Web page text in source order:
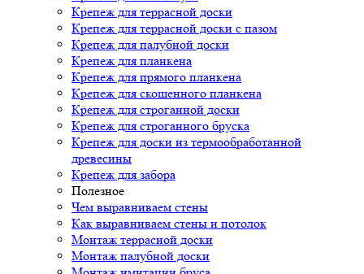
Крепеж для террасной доски
Крепеж для террасной доски с пазом
Крепеж для палубной доски
Крепеж для планкена
Крепеж для прямого планкена
Крепеж для скошенного планкена
Крепеж для строганной доски
Крепеж для строганного бруска
Крепеж для доски из термообработанной
древесины
Крепеж для забора
Полезное
Чем выравниваем стены
Как выравниваем стены и потолок
Монтаж террасной доски
Монтаж палубной доски